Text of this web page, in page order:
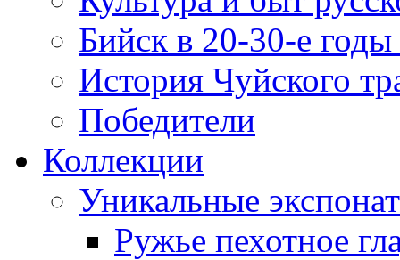
Бийск в 20-30-е
История Чуйского
Победители
Коллекции
Уникальные
Ружье пехотное